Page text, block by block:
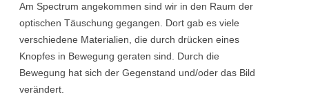
Am Spectrum angekommen sind wir in den Raum der
optischen Täuschung gegangen. Dort gab es viele
verschiedene Materialien, die durch drücken eines
Knopfes in Bewegung geraten sind. Durch die
Bewegung hat sich der Gegenstand und/oder das Bild
verändert.